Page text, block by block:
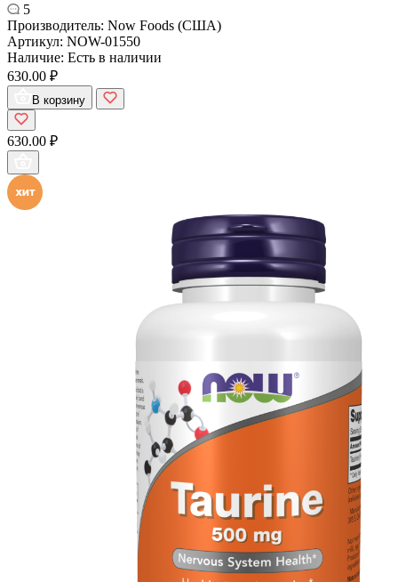
5
Производитель: Now Foods (США)
Артикул: NOW-01550
Наличие: Есть в наличии
630.00 ₽
В корзину
630.00 ₽